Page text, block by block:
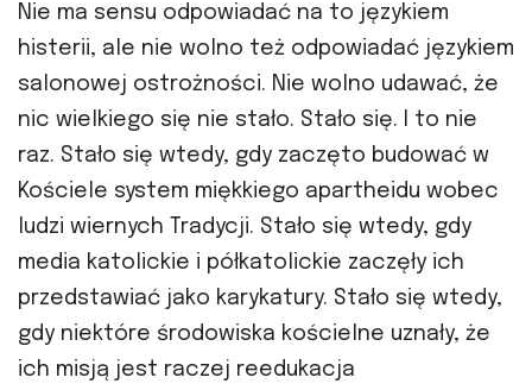
Nie ma sensu odpowiadać na to językiem
histerii, ale nie wolno też odpowiadać językiem
salonowej ostrożności. Nie wolno udawać, że
nic wielkiego się nie stało. Stało się. I to nie
raz. Stało się wtedy, gdy zaczęto budować w
Kościele system miękkiego apartheidu wobec
ludzi wiernych Tradycji. Stało się wtedy, gdy
media katolickie i półkatolickie zaczęły ich
przedstawiać jako karykatury. Stało się wtedy,
gdy niektóre środowiska kościelne uznały, że
ich misją jest raczej reedukacja